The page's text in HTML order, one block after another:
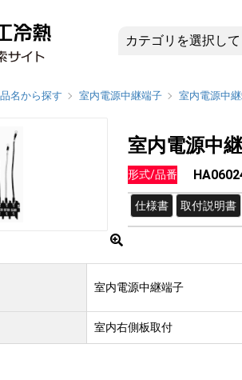
名から探す 室内電源中継端子 室内電源中
室内電源中
形式/品番
仕様書 取付説明書
室内電源中継端子
室内右側板取付